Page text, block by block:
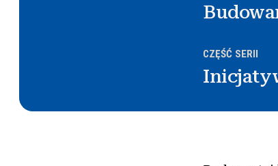
CZĘŚĆ SERII